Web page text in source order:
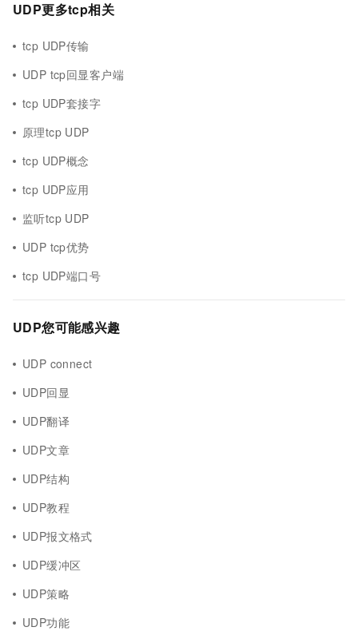
UDP更多tcp相关
tcp UDP传输
UDP tcp回显客户端
tcp UDP套接字
原理tcp UDP
tcp UDP概念
tcp UDP应用
监听tcp UDP
UDP tcp优势
tcp UDP端口号
UDP您可能感兴趣
UDP connect
UDP回显
UDP翻译
UDP文章
UDP结构
UDP教程
UDP报文格式
UDP缓冲区
UDP策略
UDP功能